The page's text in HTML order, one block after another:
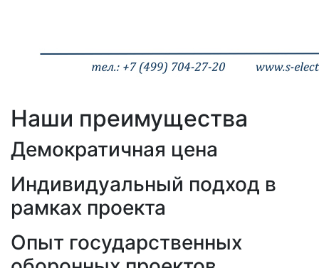
Наши преимущества
Демократичная цена
Индивидуальный подход в
рамках проекта
Опыт государственных